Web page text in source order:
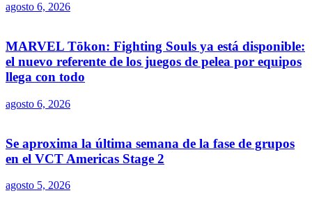
agosto 6, 2026
MARVEL Tōkon: Fighting Souls ya está disponible:
el nuevo referente de los juegos de pelea por equipos
llega con todo
agosto 6, 2026
Se aproxima la última semana de la fase de grupos
en el VCT Americas Stage 2
agosto 5, 2026